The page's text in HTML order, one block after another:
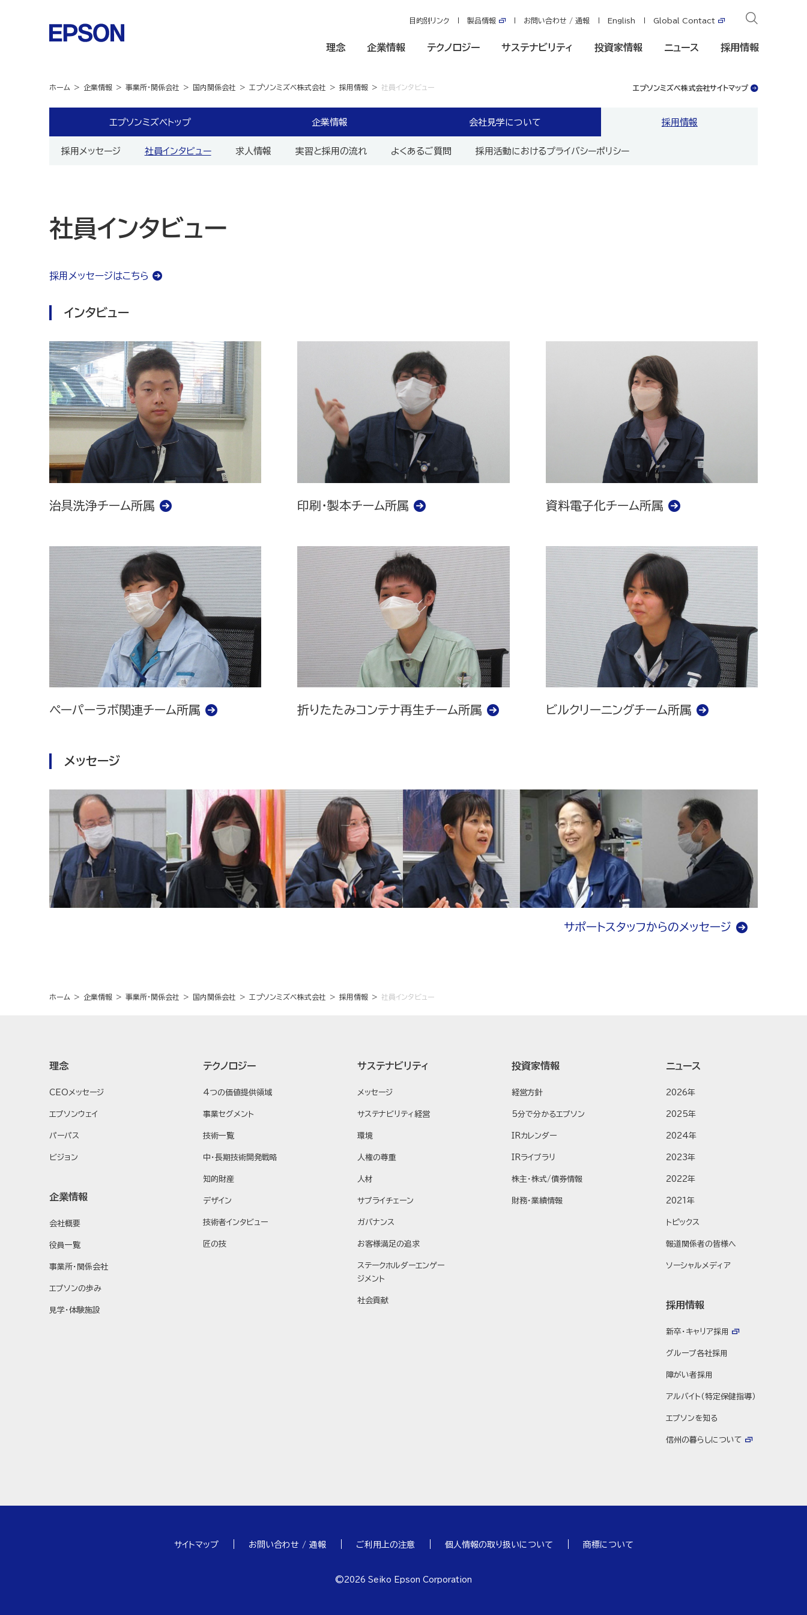
目的別リンク 製品情報 お問い合わせ / 通報 English Global Contact
理念 企業情報 テクノロジー サステナビリティ 投資家情報 ニュース 採用情報
エプソンミズベ株式会社サイトマップ
ホーム 企業情報 事業所・関係会社 国内関係会社 エプソンミズベ株式会社 採用情報 社員インタビュー
エプソンミズベトップ 企業情報 会社見学について 採用情報
採用メッセージ 社員インタビュー 求人情報 実習と採用の流れ よくあるご質問 採用活動におけるプライバシーポリシー
社員インタビュー
採用メッセージはこちら
インタビュー
治具洗浄チーム所属 印刷・製本チーム所属 資料電子化チーム所属
ペーパーラボ関連チーム所属 折りたたみコンテナ再生チーム所属 ビルクリーニングチーム所属
メッセージ
サポートスタッフからのメッセージ
ホーム 企業情報 事業所・関係会社 国内関係会社 エプソンミズベ株式会社 採用情報 社員インタビュー
理念
CEOメッセージ
エプソンウェイ
パーパス
ビジョン
企業情報
会社概要
役員一覧
事業所・関係会社
エプソンの歩み
見学・体験施設
テクノロジー
4つの価値提供領域
事業セグメント
技術一覧
中・長期技術開発戦略
知的財産
デザイン
技術者インタビュー
匠の技
サステナビリティ
メッセージ
サステナビリティ経営
環境
人権の尊重
人材
サプライチェーン
ガバナンス
お客様満足の追求
ステークホルダーエンゲー
ジメント
社会貢献
投資家情報
経営方針
5分で分かるエプソン
IRカレンダー
IRライブラリ
株主・株式/債券情報
財務・業績情報
ニュース
2026年
2025年
2024年
2023年
2022年
2021年
トピックス
報道関係者の皆様へ
ソーシャルメディア
採用情報
新卒・キャリア採用
グループ各社採用
障がい者採用
アルバイト（特定保健指導）
エプソンを知る
信州の暮らしについて
サイトマップ お問い合わせ / 通報 ご利用上の注意 個人情報の取り扱いについて 商標について
©2026 Seiko Epson Corporation